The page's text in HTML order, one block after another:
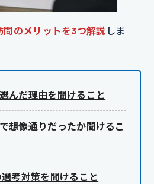
問のメリットを3つ解説 しま
んだ理由を聞けること
想像通りだったか聞けるこ
考対策を聞けること